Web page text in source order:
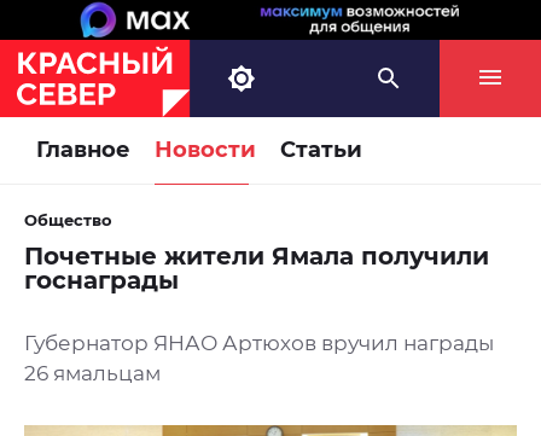
Главное Новости Статьи
Общество
Почетные жители Ямала получили
госнаграды
Губернатор ЯНАО Артюхов вручил награды
26 ямальцам